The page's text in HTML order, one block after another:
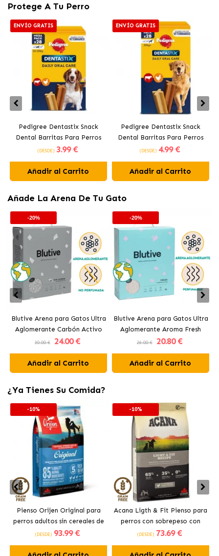
Protege A Tu Perro
ENVÍO GRATIS
Pedigree Dentastix Snack
Dental Barritas Para Perros
Medianos 10-25 kg
(DESDE) 3.99 €
Añadir al Carrito
ENVÍO GRATIS
Pedigree Dentastix Snack
Dental Barritas Para Perros
Grandes +25 kg
(DESDE) 4.99 €
Añadir al Carrito
Añade La Arena De Tu Gato
-20%
Blutive Arena para Gatos Ultra
Aglomerante Carbón Activo
30.00 € 24.00 €
Añadir al Carrito
-20%
Blutive Arena para Gatos Ultra
Aglomerante Aroma Fresh
26.00 € 20.80 €
Añadir al Carrito
¿Ya Tienes Su Comida?
-10%
Pienso Orijen Original para
perros adultos sin cereales de
pollo
(DESDE) 93.99 €
-10%
Acana Ligth & Fit Pienso para
perros con sobrepeso con
pollo fresco
(DESDE) 73.69 €